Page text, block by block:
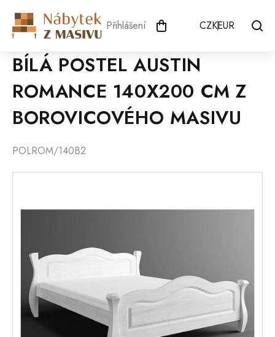
obsah
Přihlášení CZKEUR
BÍLÁ POSTEL AUSTIN
ROMANCE 140X200 CM Z
BOROVICOVÉHO MASIVU
POLROM/140B2